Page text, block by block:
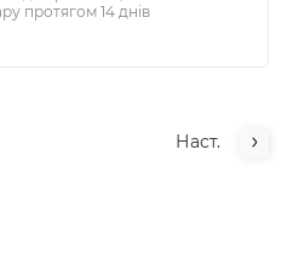
протягом 14 днів
Наст.